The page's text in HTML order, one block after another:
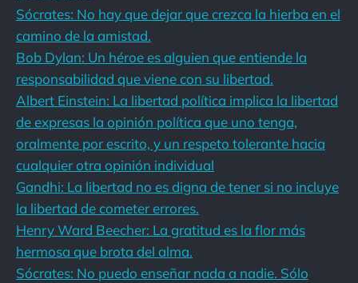
Sócrates: No hay que dejar que crezca la hierba en el
camino de la amistad.
Bob Dylan: Un héroe es alguien que entiende la
responsabilidad que viene con su libertad.
Albert Einstein: La libertad política implica la libertad
de expresas la opinión política que uno tenga,
oralmente por escrito, y un respeto tolerante hacia
cualquier otra opinión individual
Gandhi: La libertad no es digna de tener si no incluye
la libertad de cometer errores.
Henry Ward Beecher: La gratitud es la flor más
hermosa que brota del alma.
Sócrates: No puedo enseñar nada a nadie. Sólo